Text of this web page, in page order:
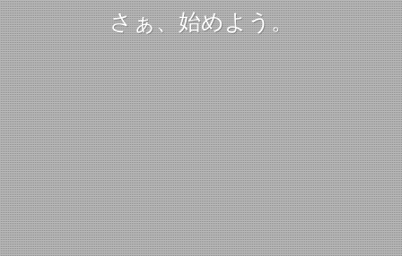
さぁ、始めよう。